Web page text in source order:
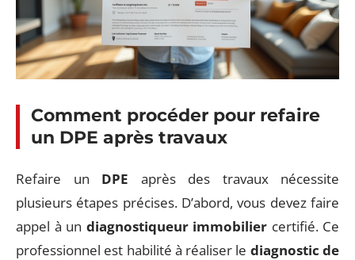
Comment procéder pour refaire
un DPE après travaux
Refaire un DPE après des travaux nécessite
plusieurs étapes précises. D’abord, vous devez faire
appel à un diagnostiqueur immobilier certifié. Ce
professionnel est habilité à réaliser le diagnostic de